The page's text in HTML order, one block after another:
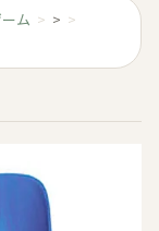
ム
>